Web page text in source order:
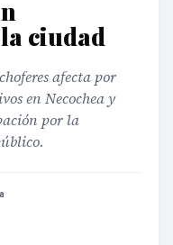
ciudad
afecta por
en Necochea y
por la
·